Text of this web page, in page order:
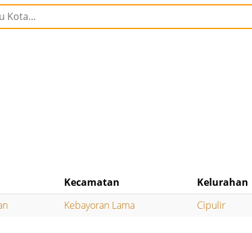
Kecamatan
Kelurahan
Kebayoran Lama Cipulir